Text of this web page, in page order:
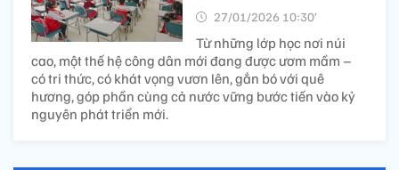
27/01/2026 10:30’
Từ những lớp học nơi núi
cao, một thế hệ công dân mới đang được ươm mầm –
có tri thức, có khát vọng vươn lên, gắn bó với quê
hương, góp phần cùng cả nước vững bước tiến vào kỷ
nguyên phát triển mới.